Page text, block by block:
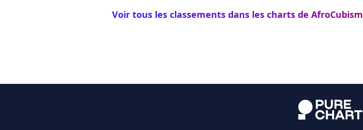
Voir tous les classements dans les charts de AfroCubism